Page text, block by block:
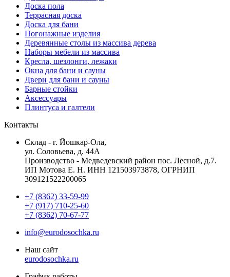
Доска пола
Террасная доска
Доска для бани
Погонажные изделия
Деревянные столы из массива дерева
Наборы мебели из массива
Кресла, шезлонги, лежаки
Окна для бани и сауны
Двери для бани и сауны
Барные стойки
Аксессуары
Плинтуса и галтели
Контакты
Склад - г. Йошкар-Ола,
ул. Соловьева, д. 44А
Производство - Медведевский район пос. Лесной, д.7.
ИП Мотова Е. Н. ИНН 121503973878, ОГРНИП
309121522200065
+7 (8362) 33-59-99
+7 (917) 710-25-60
+7 (8362) 70-67-77
info@eurodosochka.ru
Наш сайт
eurodosochka.ru